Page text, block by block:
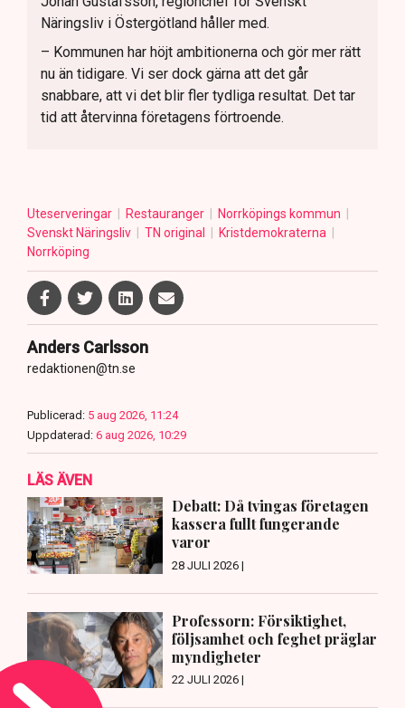
Näringsliv i Östergötland håller med.
– Kommunen har höjt ambitionerna och gör mer rätt
nu än tidigare. Vi ser dock gärna att det går
snabbare, att vi det blir fler tydliga resultat. Det tar
tid att återvinna företagens förtroende.
Uteserveringar Restauranger
Norrköpings kommun
Svenskt Näringsliv
TN original
Kristdemokraterna
Norrköping
Anders Carlsson
redaktionen@tn.se
Publicerad: 5 aug 2026, 11:24
Uppdaterad: 6 aug 2026, 10:29
LÄS ÄVEN
Debatt: Då tvingas företagen
kassera fullt fungerande
varor
28 JULI 2026 |
Professorn: Försiktighet,
följsamhet och feghet präglar
myndigheter
22 JULI 2026 |